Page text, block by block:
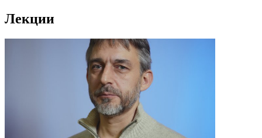
Лекции